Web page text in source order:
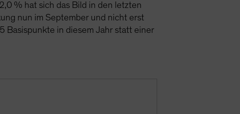
% hat sich das Bild in den letzten
nun im September und nicht erst
Basispunkte in diesem Jahr statt einer